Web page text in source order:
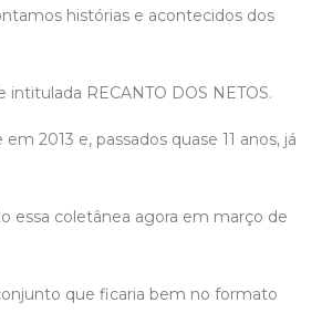
histórias e acontecidos dos
RECANTO DOS NETOS.
2013 e, passados quase 11 anos, já
essa coletânea agora em março de
que ficaria bem no formato